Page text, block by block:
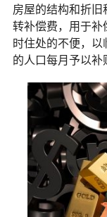
房屋的结构和折
转补偿费，用于
时住处的不便，
的人口每月予以补